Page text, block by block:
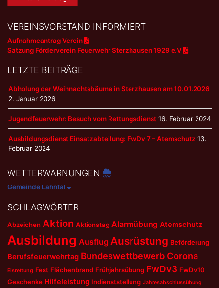
Navigation
VEREINSVORSTAND INFORMIERT
Aufnahmeantrag Verein
Satzung Förderverein Feuerwehr Sterzhausen 1929 e.V
LETZTE BEITRÄGE
Abholung der Weihnachtsbäume in Sterzhausen am 10.01.2026
2. Januar 2026
Jugendfeuerwehr: Besuch vom Rettungsdienst 16. Februar 2024
Ausbildungsdienst Einsatzabteilung: FwDv 7 – Atemschutz 13.
Februar 2024
WETTERWARNUNGEN
Gemeinde Lahntal
SCHLAGWÖRTER
Abzeichen Aktion Aktionstag Alarmübung Atemschutz
Ausbildung Ausflug Ausrüstung Beförderung
Berufsfeuerwehrtag Bundeswettbewerb Corona
Eisrettung Fest Flächenbrand Frühjahrsübung FwDv3 FwDv10
Geschenke Hilfeleistung Indienststellung Jahresabschlussübung